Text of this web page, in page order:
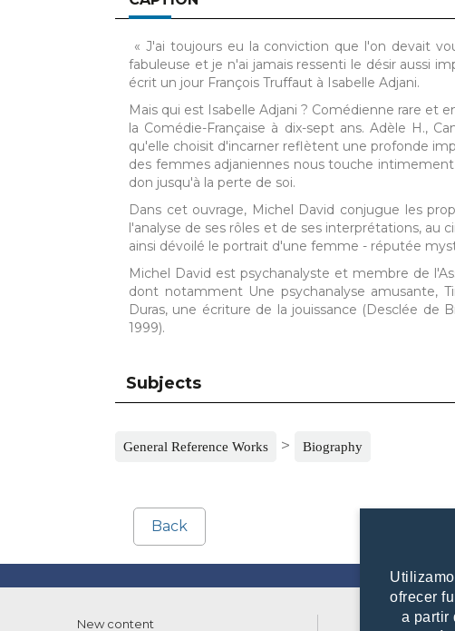
ofrecer
a partir
« J'ai toujours eu la conviction que l'on devait
fabuleuse et je n'ai jamais ressenti le désir aussi
écrit un jour François Truffaut à Isabelle Adjani.
Mais qui est Isabelle Adjani ? Comédienne rare et
la Comédie-Française à dix-sept ans. Adèle H.,
qu'elle choisit d'incarner reflètent une profonde
des femmes adjaniennes nous touche
don jusqu'à la perte de soi.
Dans cet ouvrage, Michel David conjugue les
l'analyse de ses rôles et de ses interprétations, au
ainsi dévoilé le portrait d'une femme - réputée
Michel David est psychanalyste et membre de
dont notamment Une psychanalyse amusante,
Duras, une écriture de la jouissance (Desclée de
1999).
Subjects
General Reference Works > Biography
Back
New content List of